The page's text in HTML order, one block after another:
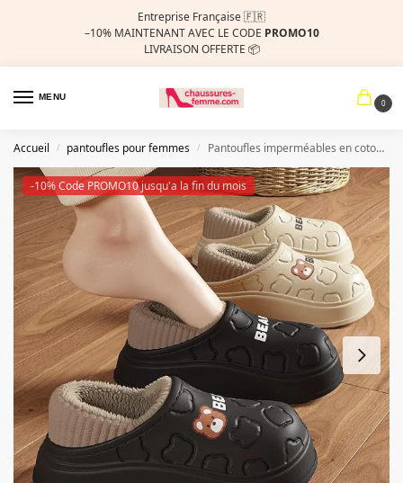
Entreprise Française 🇫🇷
–10% MAINTENANT AVEC LE CODE PROMO10
LIVRAISON OFFERTE 📦
MENU
0
Accueil / pantoufles pour femmes / Pantoufles imperméables en coton pour femmes et hommes, chaussures d’hiver en peluche à semelle épaisse et chaude, antidérapantes, pour Couple
-10% Code PROMO10 jusqu'a la fin du mois